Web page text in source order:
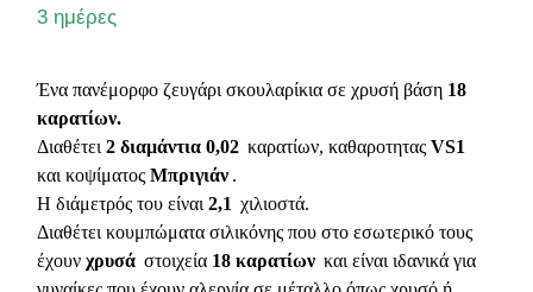
3 ημέρες
Ένα πανέμορφο ζευγάρι σκουλαρίκια σε χρυσή βάση 18
καρατίων.
Διαθέτει 2 διαμάντια 0,02 καρατίων, καθαροτητας VS1
και κοψίματος Μπριγιάν .
Η διάμετρός του είναι 2,1 χιλιοστά.
Διαθέτει κουμπώματα σιλικόνης που στο εσωτερικό τους
έχουν χρυσά στοιχεία 18 καρατίων και είναι ιδανικά για